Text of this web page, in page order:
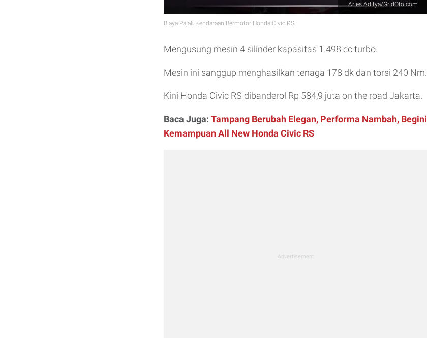
Aries Aditya/GridOto.com
Biaya Pajak Kendaraan Bermotor Honda Civic RS
Mengusung mesin 4 silinder kapasitas 1.498 cc turbo.
Mesin ini sanggup menghasilkan tenaga 178 dk dan torsi 240 Nm.
Kini Honda Civic RS dibanderol Rp 584,9 juta on the road Jakarta.
Baca Juga: Tampang Berubah Elegan, Performa Nambah, Begini
Kemampuan All New Honda Civic RS